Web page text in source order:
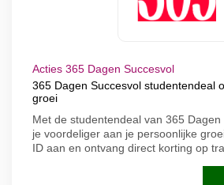
Acties 365 Dagen Succesvol
365 Dagen Succesvol studentendeal
groei
Met de studentendeal van 365
je voordeliger aan je persoonlijke
ID aan en ontvang direct korting op